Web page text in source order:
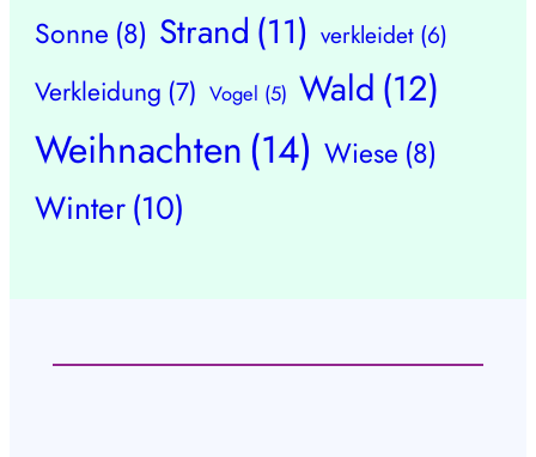
Sonne (8) Strand (11) verkleidet (6)
Verkleidung (7) Vogel (5) Wald (12)
Weihnachten(14) Wiese (8)
Winter(10)